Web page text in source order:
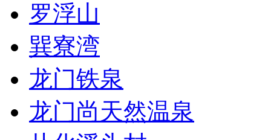
罗浮山
巽寮湾
龙门铁泉
龙门尚天然温泉